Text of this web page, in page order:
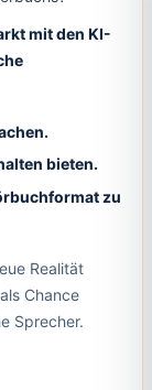
mit den KI-
bieten.
zu
Realität
Chance
Sprecher.